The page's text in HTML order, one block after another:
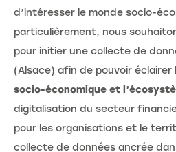
d’intéresser le monde socio-
particulièrement, nous
pour initier une collecte de
(Alsace) afin de pouvoir éclairer
socio-économique et
digitalisation du secteur
pour les organisations et le
collecte de données ancrée